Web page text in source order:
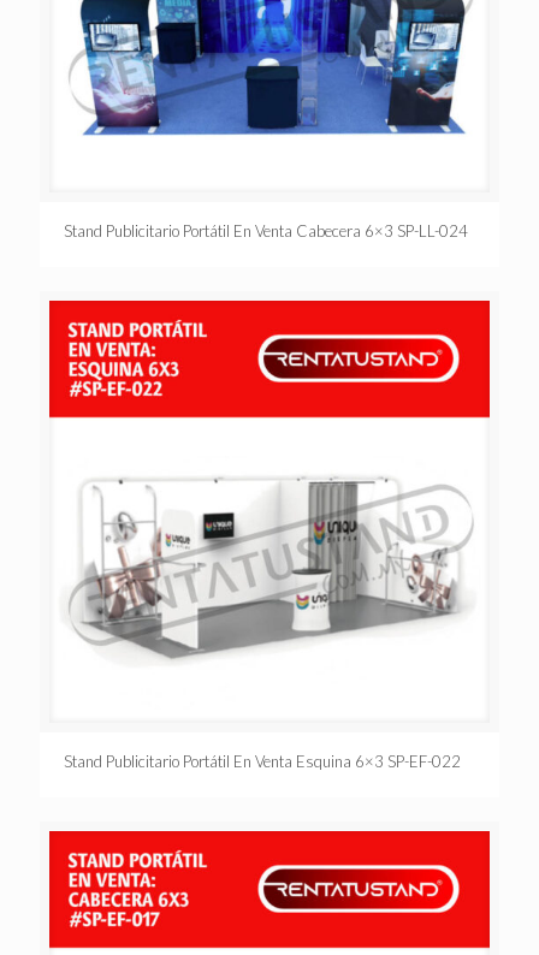
Stand Publicitario Portátil En Venta Cabecera 6×3 SP-LL-024
Stand Publicitario Portátil En Venta Esquina 6×3 SP-EF-022